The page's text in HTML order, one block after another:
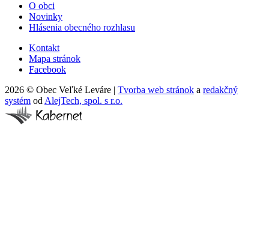
O obci
Novinky
Hlásenia obecného rozhlasu
Kontakt
Mapa stránok
Facebook
2026 © Obec Veľké Leváre | Tvorba web stránok a redakčný
systém od AlejTech, spol. s r.o.